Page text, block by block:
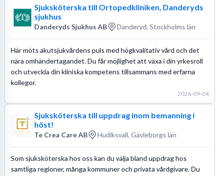
Sjuksköterska till Ortopedkliniken, Danderyds
sjukhus
Danderyds Sjukhus AB Danderyd, Stockholms län
Här möts akutsjukvårdens puls med högkvalitativ vård och det
nära omhändertagandet. Du får möjlighet att växa i din yrkesroll
och utveckla din kliniska kompetens tillsammans med erfarna
kollegor.
2026-09-04
Sjuksköterska till uppdrag inom bemanning i
höst!
Te Crea Care AB Hudiksvall, Gävleborgs län
Som sjuksköterska hos oss kan du välja bland uppdrag hos
samtliga regioner, många kommuner och privata vårdgivare. Du